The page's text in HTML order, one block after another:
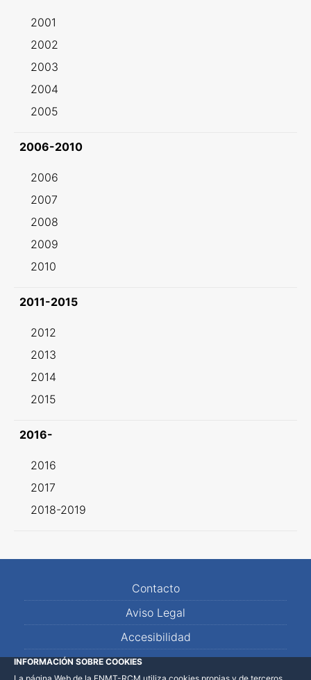
2001
2002
2003
2004
2005
2006-2010
2006
2007
2008
2009
2010
2011-2015
2012
2013
2014
2015
2016-
2016
2017
2018-2019
Contacto
Aviso Legal
Accesibilidad
Mapa Web
INFORMACIÓN SOBRE COOKIES